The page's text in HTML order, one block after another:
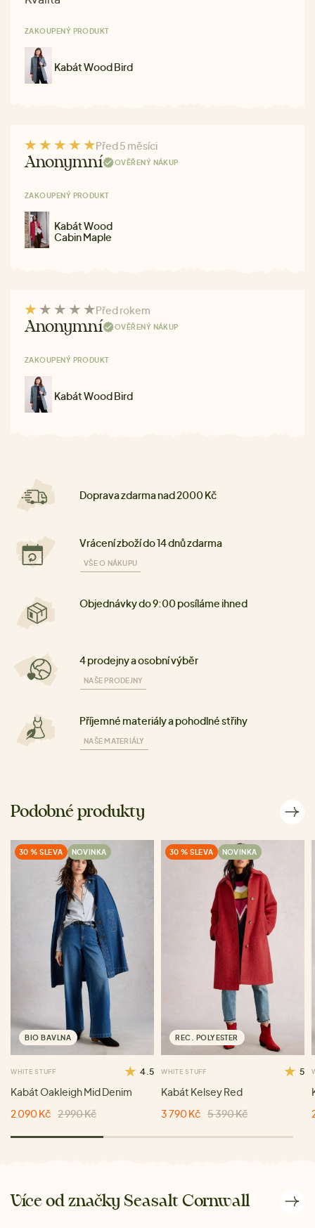
ZAKOUPENÝ PRODUKT
Kabát Wood Bird
Před 5 měsíci
Anonymní OVĚŘENÝ NÁKUP
ZAKOUPENÝ PRODUKT
Kabát Wood
Cabin Maple
Před rokem
Anonymní OVĚŘENÝ NÁKUP
ZAKOUPENÝ PRODUKT
Kabát Wood Bird
Doprava zdarma nad 2000 Kč
Vrácení zboží do 14 dnů zdarma
VŠE O NÁKUPU
Objednávky do 9:00 posíláme ihned
4 prodejny a osobní výběr
NAŠE PRODEJNY
Příjemné materiály a pohodlné střihy
NAŠE MATERIÁLY
Podobné produkty
30 % SLEVA NOVINKA
BIO BAVLNA
WHITE STUFF 4.5
Kabát Oakleigh Mid Denim
2 090 Kč 2 990 Kč
30 % SLEVA NOVINKA
REC. POLYESTER
WHITE STUFF 5
Kabát Kelsey Red
3 790 Kč 5 390 Kč
Více od značky Seasalt Cornwall